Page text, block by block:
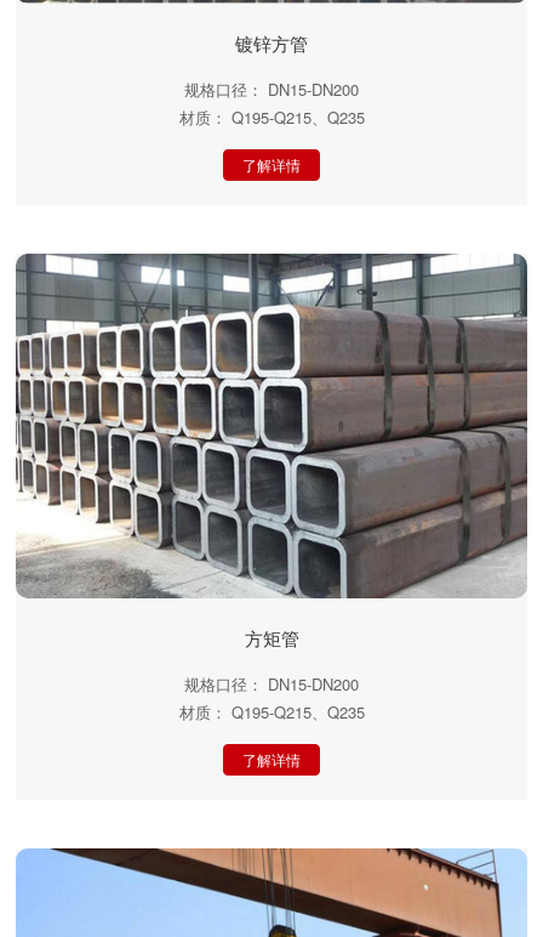
镀锌方管
规格口径： DN15-DN200
材质： Q195-Q215、Q235
了解详情
方矩管
规格口径： DN15-DN200
材质： Q195-Q215、Q235
了解详情